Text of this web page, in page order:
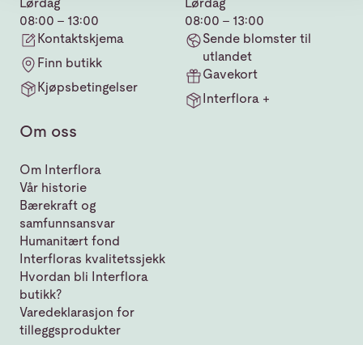
08:00 - 13:00
Kontaktskjema
Finn butikk
Kjøpsbetingelser
08:00 - 13:00
Sende blomster til
utlandet
Gavekort
Interflora +
Om oss
Om Interflora
Vår historie
Bærekraft og
samfunnsansvar
Humanitært fond
Interfloras kvalitetssjekk
Hvordan bli Interflora
butikk?
Varedeklarasjon for
tilleggsprodukter